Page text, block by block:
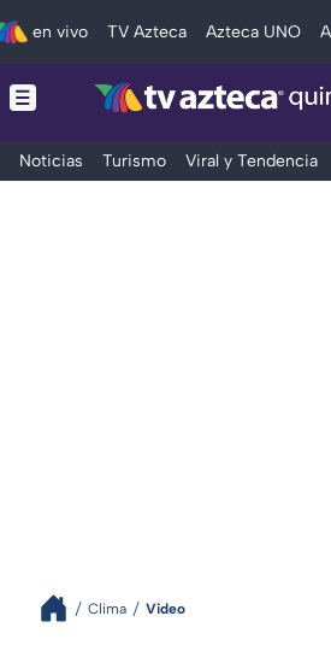
en vivo TV Azteca Azteca UNO
Noticias Turismo Viral y Tendencia
Clima Video